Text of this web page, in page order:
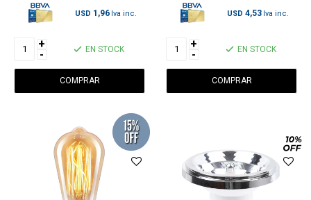
USD 1,96
+
- EN STOCK
USD 4,53
+
- EN STOCK